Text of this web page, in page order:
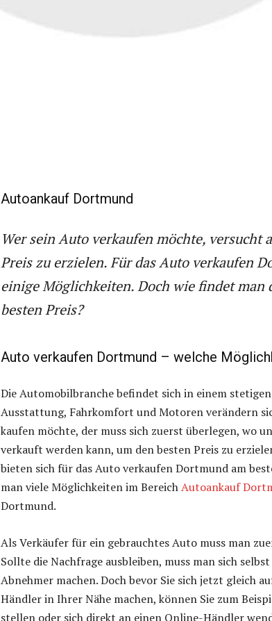
Autoankauf Dortmund
Wer sein Auto verkaufen möchte, versucht
Preis zu erzielen. Für das Auto verkaufen
einige Möglichkeiten. Doch wie findet man
besten Preis?
Auto verkaufen Dortmund – welche
Die Automobilbranche befindet sich in einem
Ausstattung, Fahrkomfort und Motoren verändern
kaufen möchte, der muss sich zuerst überlegen, wo
verkauft werden kann, um den besten Preis zu
bieten sich für das Auto verkaufen Dortmund am
man viele Möglichkeiten im BereichAutoankauf
Dortmund.
Als Verkäufer für ein gebrauchtes Auto muss man
Sollte die Nachfrage ausbleiben, muss man sich
Abnehmer machen. Doch bevor Sie sich jetzt gleich
Händler in Ihrer Nähe machen, können Sie zum
stellen oder sich direkt an einen Online-Händler